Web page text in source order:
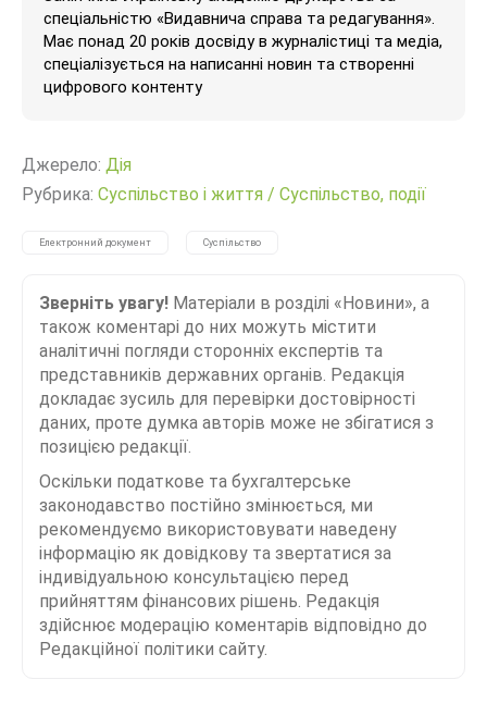
спеціальністю «Видавнича справа та редагування».
Має понад 20 років досвіду в журналістиці та медіа,
спеціалізується на написанні новин та створенні
цифрового контенту
Джерело: Дія
Рубрика: Суспільство і життя / Суспільство, події
Електронний документ Суспільство
Зверніть увагу! Матеріали в розділі «Новини», а
також коментарі до них можуть містити
аналітичні погляди сторонніх експертів та
представників державних органів. Редакція
докладає зусиль для перевірки достовірності
даних, проте думка авторів може не збігатися з
позицією редакції.
Оскільки податкове та бухгалтерське
законодавство постійно змінюється, ми
рекомендуємо використовувати наведену
інформацію як довідкову та звертатися за
індивідуальною консультацією перед
прийняттям фінансових рішень. Редакція
здійснює модерацію коментарів відповідно до
Редакційної політики сайту.